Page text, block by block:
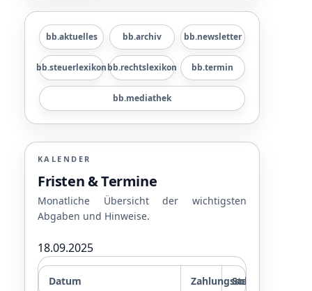
bb.aktuelles bb.archiv bb.newsletter
bb.steuerlexikonbb.rechtslexikon bb.termin
bb.mediathek
KALENDER
Fristen & Termine
Monatliche Übersicht der wichtigsten
Abgaben und Hinweise.
18.09.2025
Datum Zahlungsschonfrist
Steuern